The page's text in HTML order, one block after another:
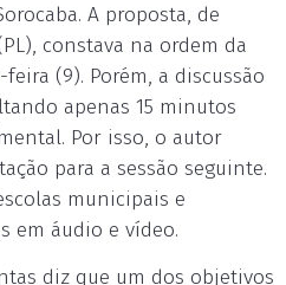
A proposta, de
constava na ordem da
(9). Porém, a discussão
apenas 15 minutos
Por isso, o autor
para a sessão seguinte.
municipais e
em áudio e vídeo.
diz que um dos objetivos